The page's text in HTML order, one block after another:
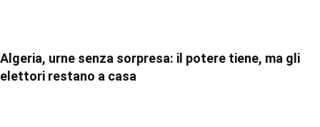
Algeria, urne senza sorpresa: il potere tiene, ma gli
elettori restano a casa